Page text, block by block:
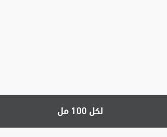
لكل 100 مل